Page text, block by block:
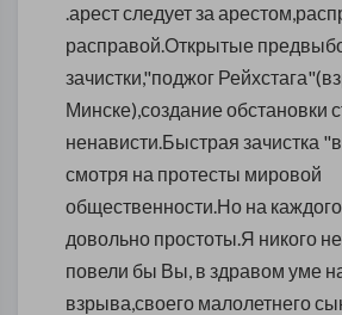
.арест следует за
расправой.Открытые
зачистки,"поджог
Минске),создание обстановки
ненависти.Быстрая зачистка
смотря на протесты мировой
общественности.Но на
довольно простоты.Я никого
повели бы Вы, в здравом уме
взрыва,своего малолетнего